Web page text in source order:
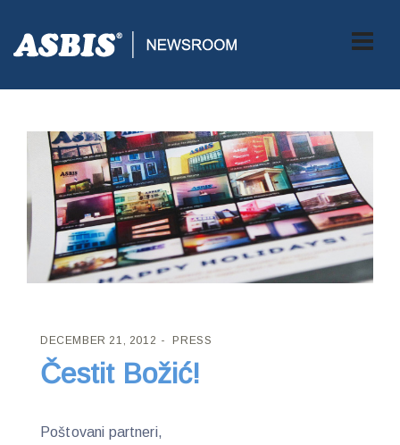
ASBIS CROATIA>PRESS > ČESTIT BOŽIĆ!
DECEMBER 21, 2012 PRESS
Čestit Božić!
Poštovani partneri,